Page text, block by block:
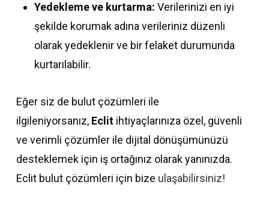
Yedekleme ve kurtarma: Verilerinizi en iyi
şekilde korumak adına verileriniz düzenli
olarak yedeklenir ve bir felaket durumunda
kurtarılabilir.
Eğer siz de bulut çözümleri ile
ilgileniyorsanız, Eclit ihtiyaçlarınıza özel, güvenli
ve verimli çözümler ile dijital dönüşümünüzü
desteklemek için iş ortağınız olarak yanınızda.
Eclit bulut çözümleri için bize ulaşabilirsiniz!